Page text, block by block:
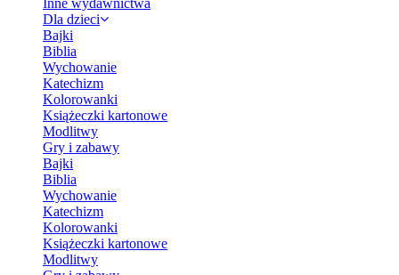
Inne wydawnictwa
Dla dzieci
Bajki
Biblia
Wychowanie
Katechizm
Kolorowanki
Książeczki kartonowe
Modlitwy
Gry i zabawy
Bajki
Biblia
Wychowanie
Katechizm
Kolorowanki
Książeczki kartonowe
Modlitwy